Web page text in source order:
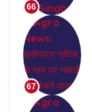
66
67